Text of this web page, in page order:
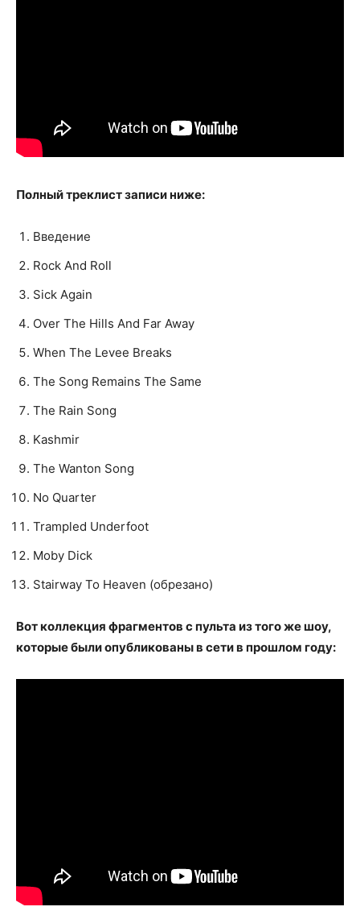
Полный треклист записи ниже:
Введение
Rock And Roll
Sick Again
Over The Hills And Far Away
When The Levee Breaks
The Song Remains The Same
The Rain Song
Kashmir
The Wanton Song
No Quarter
Trampled Underfoot
Moby Dick
Stairway To Heaven (обрезано)
Вот коллекция фрагментов с пульта из того же шоу,
которые были опубликованы в сети в прошлом году: